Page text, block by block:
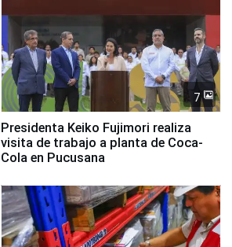
7
Presidenta Keiko Fujimori realiza
visita de trabajo a planta de Coca-
Cola en Pucusana